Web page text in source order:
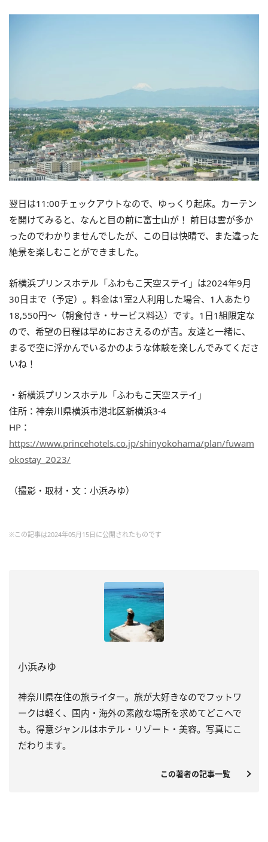
翌日は11:00チェックアウトなので、ゆっくり起床。カーテン
を開けてみると、なんと目の前に富士山が！ 前日は雲が多か
ったのでわかりませんでしたが、この日は快晴で、また違った
絶景を楽しむことができました。
新横浜プリンスホテル「ふわもこ天空ステイ」は2024年9月
30日まで（予定）。料金は1室2人利用した場合、1人あたり
18,550円～（朝食付き・サービス料込）です。1日1組限定な
ので、希望の日程は早めにおさえるのが吉。友達と一緒に、
まるで空に浮かんでいるかのような体験を楽しんでみてくださ
いね！
・新横浜プリンスホテル「ふわもこ天空ステイ」
住所：神奈川県横浜市港北区新横浜3-4
HP：
https://www.princehotels.co.jp/shinyokohama/plan/fuwam
okostay_2023/
（撮影・取材・文：小浜みゆ）
※この記事は2024年05月15日に公開されたものです
小浜みゆ
神奈川県在住の旅ライター。旅が大好きなのでフットワ
ークは軽く、国内・海外の素敵な場所を求めてどこへで
も。得意ジャンルはホテル・リゾート・美容。写真にこ
だわります。
この著者の記事一覧